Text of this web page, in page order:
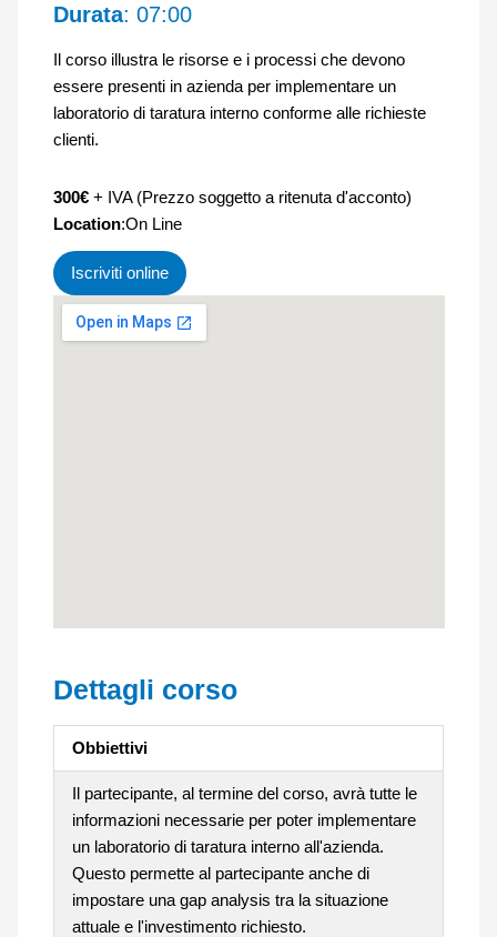
Durata: 07:00
Il corso illustra le risorse e i processi che devono
essere presenti in azienda per implementare un
laboratorio di taratura interno conforme alle richieste
clienti.
300€+ IVA (Prezzo soggetto a ritenuta d'acconto)
Location:On Line
Iscriviti online
Dettagli corso
Obbiettivi
Il partecipante, al termine del corso, avrà tutte le
informazioni necessarie per poter implementare
un laboratorio di taratura interno all'azienda.
Questo permette al partecipante anche di
impostare una gap analysis tra la situazione
attuale e l'investimento richiesto.